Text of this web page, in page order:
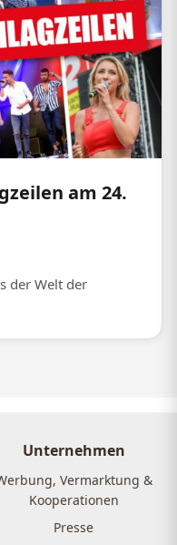
am 24.
der Welt der
Unternehmen
Vermarktung &
Kooperationen
Presse